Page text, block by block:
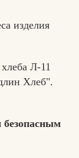
изделия
Л-11
Хлеб".